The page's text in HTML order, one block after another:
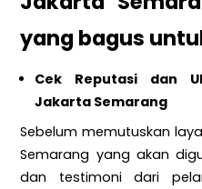
yang bagus
Cek Reputasi dan
Jakarta Semarang
Sebelum memutuskan
Semarang yang akan
dan testimoni dari